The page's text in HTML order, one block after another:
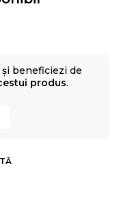
beneficiezi de
produs.